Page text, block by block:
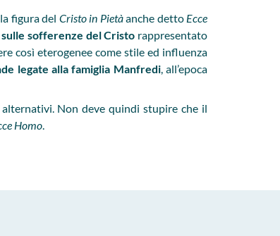
figura del Cristo in Pietàanche detto Ecce
sofferenze del Cristo rappresentato
così eterogenee come stile ed influenza
legate alla famiglia Manfredi, all’epoca
Non deve quindi stupire che il
Homo